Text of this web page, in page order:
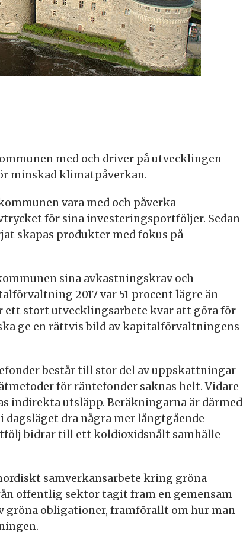
med och driver på utvecklingen
minskad klimatpåverkan.
vara med och påverka
för sina investeringsportföljer. Sedan
skapas produkter med fokus på
sina avkastningskrav och
2017 var 51 procent lägre än
ett stort utvecklingsarbete kvar att göra för
ge en rättvis bild av kapitalförvaltningens
består till stor del av uppskattningar
för räntefonder saknas helt. Vidare
indirekta utsläpp. Beräkningarna är därmed
dra några mer långtgående
bidrar till ett koldioxidsnålt samhälle
samverkansarbete kring gröna
offentlig sektor tagit fram en gemensam
obligationer, framförallt om hur man